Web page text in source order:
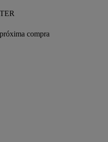
compra